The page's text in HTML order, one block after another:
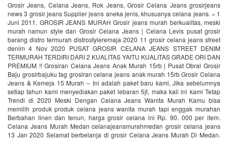
Grosir Jeans, Celana Jeans, Rok Jeans, Grosir Celana Jeans grosirjeans
news 3 grosir jeans Supplier jeans aneka jenis, khususnya celana jeans. » 1
Juni 2011. GROSIR JEANS MURAH Grosir jeans murah berkualitas, meski
murah namun style dan Grosir Celana Jeans | Celana Levis pusat grosir
barang distro termurah distrostyleremaja 2020 11 grosir celana jeans street
denim 4 Nov 2020 PUSAT GROSIR CELANA JEANS STREET DENIM
TERMURAH TERDIRI DARI 2 KUALITAS YAITU KUALITAS GRADE ORI DAN
PREMIUM !! Grosiran Celana Jeans Anak Murah 15rb | Pusat Obral Grosir
Baju grosirbajuku tag grosiran celana jeans anak murah 15rb Grosir Celana
Jeans & Kemeja 15 Murah – Ini adalah paket baru kami, Jika sebelumnya
setiap tahun kami menyediakan paket lebaran 5jt, maka kali ini kami Tetap
Trendi di 2020 Meski Dengan Celana Jeans Wanita Murah Kamu bisa
memilih produk produk celana jeans wanita murah tapi enggak murahan
Berbahan linen dan tenun, harga grosir celana ini Rp. 90. 000 per item.
Celana Jeans Murah Medan celanajeansmurahmedan grosir celana jeans
13 Jan 2020 Selamat berbelanja di grosir Celana Jeans Murah Di Medan.